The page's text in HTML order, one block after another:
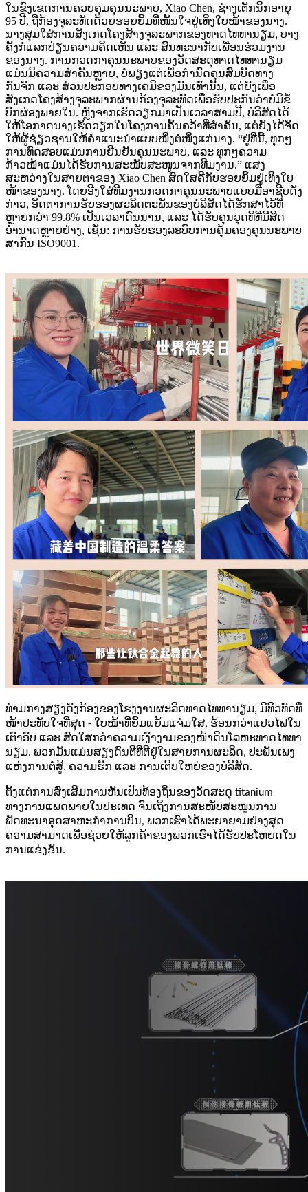
ໃນຂົງເຂດການຄວບຄຸມຄຸນນະພາບ, Xiao Chen, ຊ່າງເຕັກນິກອາຍຸ
95 ປີ, ຖືກ້ອງຈຸລະທັດດ້ວຍຮອຍຍິ້ມທີ່ໝັ້ນໃຈຢູ່ເທິງໃບໜ້າຂອງນາງ.
ນາງສຸມໃສ່ການສັງເກດໂຄງສ້າງຈຸລະພາກຂອງທາດໄທທານຽມ, ບາງ
ຄັ້ງກໍ່ແລກປ່ຽນຄວາມຄິດເຫັນ ແລະ ສົນທະນາກັບເພື່ອນຮ່ວມງານ
ຂອງນາງ. ການກວດກາຄຸນນະພາບຂອງວັດສະດຸທາດໄທທານຽມ
ແມ່ນມີຄວາມສຳຄັນຫຼາຍ, ບໍ່ພຽງແຕ່ເພື່ອກຳນົດຄຸນສົມບັດທາງ
ກົນຈັກ ແລະ ສ່ວນປະກອບທາງເຄມີຂອງມັນເທົ່ານັ້ນ, ແຕ່ຍັງເພື່ອ
ສັງເກດໂຄງສ້າງຈຸລະພາກຜ່ານກ້ອງຈຸລະທັດເພື່ອຮັບປະກັນວ່າບໍ່ມີຂໍ້
ບົກຜ່ອງພາຍໃນ. ຫຼັງຈາກເຮັດວຽກມາເປັນເວລາສາມປີ, ບໍລິສັດໄດ້
ໃຫ້ໂອກາດນາງເຮັດວຽກໃນໂຄງການຄົ້ນຄວ້າທີ່ສຳຄັນ, ແຕ່ຍັງໄດ້ຈັດ
ໃຫ້ຜູ້ຊ່ຽວຊານໃຫ້ຄຳແນະນຳແບບໜຶ່ງຕໍ່ໜຶ່ງແກ່ນາງ. “ຢູ່ທີ່ນີ້, ທຸກໆ
ການທົດສອບແມ່ນການຢືນຢັນຄຸນນະພາບ, ແລະ ທຸກໆຄວາມ
ກ້າວໜ້າແມ່ນໄດ້ຮັບການສະໜັບສະໜູນຈາກທີມງານ.” ແສງ
ສະຫວ່າງໃນສາຍຕາຂອງ Xiao Chen ສົດໃສຄືກັບຮອຍຍິ້ມຢູ່ເທິງໃບ
ໜ້າຂອງນາງ. ໂດຍອີງໃສ່ທີມງານກວດກາຄຸນນະພາບແບບມືອາຊີບດັ່ງ
ກ່າວ, ອັດຕາການຮັບຮອງຜະລິດຕະພັນຂອງບໍລິສັດໄດ້ຮັກສາໄວ້ທີ່
ຫຼາຍກວ່າ 99.8% ເປັນເວລາດົນນານ, ແລະ ໄດ້ຮັບຄຸນວຸດທິທີ່ມີສິດ
ອຳນາດຫຼາຍຢ່າງ, ເຊັ່ນ: ການຮັບຮອງລະບົບການຄຸ້ມຄອງຄຸນນະພາບ
ສາກົນ ISO9001.
ທ່າມກາງສຽງດັງກ້ອງຂອງໂຮງງານຜະລິດທາດໄທທານຽມ, ມີທິວທັດທີ່
ໜ້າປະທັບໃຈທີ່ສຸດ - ໃບໜ້າທີ່ຍິ້ມແຍ້ມແຈ່ມໃສ, ຮ້ອນກວ່າແປວໄຟໃນ
ເຕົາອົບ ແລະ ສົດໃສກວ່າຄວາມເງົາງາມຂອງໜ້າດິນໂລຫະທາດໄທທາ
ນຽມ. ພວກມັນແມ່ນສຽງດົນຕີທີ່ຕີຢູ່ໃນສາຍການຜະລິດ, ປະພັນເພງ
ແຫ່ງການຕໍ່ສູ້, ຄວາມຮັກ ແລະ ການເຕີບໃຫຍ່ຂອງບໍລິສັດ.
ຕັ້ງແຕ່ການສົ່ງເສີມການຫັນເປັນທ້ອງຖິ່ນຂອງວັດສະດຸ titanium
ທາງການແພດພາຍໃນປະເທດ ຈົນເຖິງການສະໜັບສະໜູນການ
ພັດທະນາອຸດສາຫະກຳການບິນ, ພວກເຮົາໄດ້ພະຍາຍາມຢ່າງສຸດ
ຄວາມສາມາດເພື່ອຊ່ວຍໃຫ້ລູກຄ້າຂອງພວກເຮົາໄດ້ຮັບປະໂຫຍດໃນ
ການແຂ່ງຂັນ.